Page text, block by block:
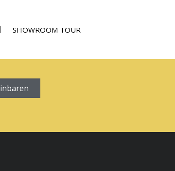
SHOWROOM TOUR